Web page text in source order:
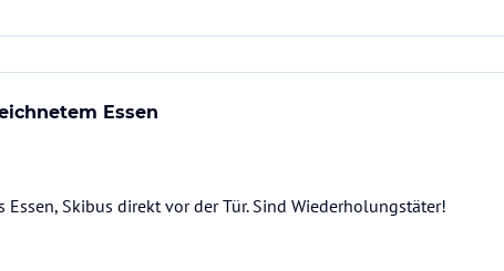
Essen
Skibus direkt vor der Tür. Sind Wiederholungstäter!